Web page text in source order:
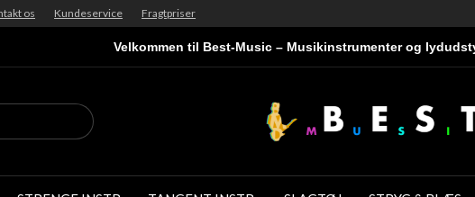
os Kundeservice Fragtpriser
Velkommen til Best-Music – Musikinstrumenter og